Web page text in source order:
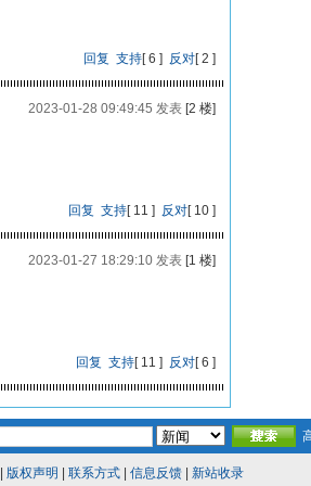
回复 支持[6 ] 反对[2 ]
2023-01-28 09:49:45 发表[2 楼]
回复 支持[11 ] 反对[10 ]
2023-01-27 18:29:10 发表[1 楼]
回复 支持[11 ] 反对[6 ]
版权声明 联系方式| 信息反馈| 新站收录